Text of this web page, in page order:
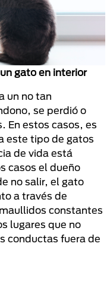
gato en interior
un no tan
se perdió o
En estos casos, es
este tipo de gatos
de vida está
casos el dueño
no salir, el gato
a través de
constantes
lugares que no
conductas fuera de